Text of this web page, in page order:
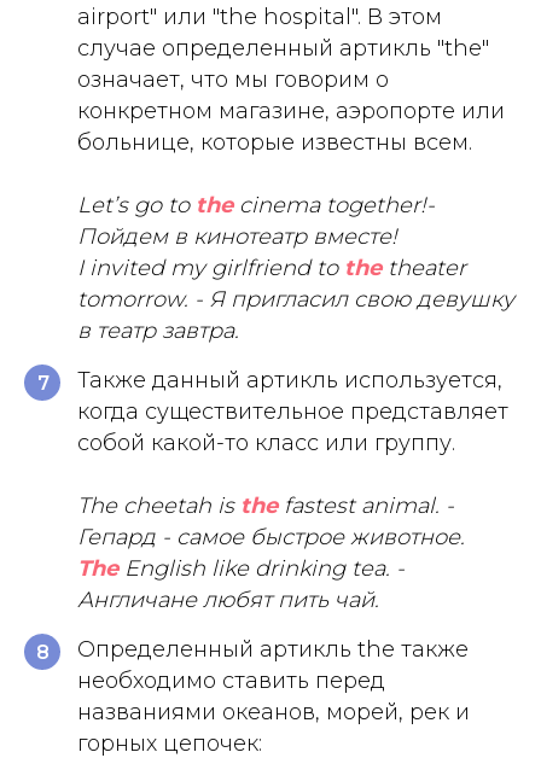
airport" или "the hospital". В этом
случае определенный артикль "the"
означает, что мы говорим о
конкретном магазине, аэропорте или
больнице, которые известны всем.
Let’s go to thecinema together!-
Пойдем в кинотеатр вместе!
I invited my girlfriend to thetheater
tomorrow. - Я пригласил свою девушку
в театр завтра.
7
Также данный артикль используется,
когда существительное представляет
собой какой-то класс или группу.
The cheetah is thefastest animal. -
Гепард - самое быстрое животное.
TheEnglish like drinking tea. -
Англичане любят пить чай.
8
Определенный артикль the также
необходимо ставить перед
названиями океанов, морей, рек и
горных цепочек: